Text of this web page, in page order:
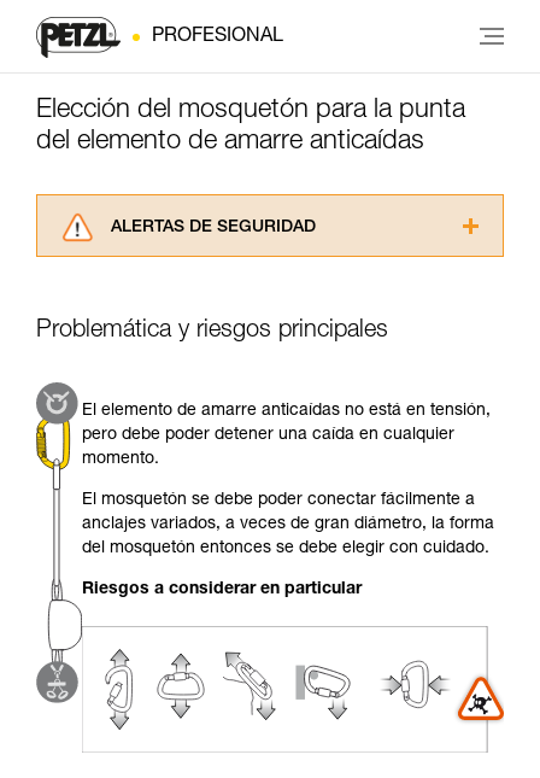
PROFESIONAL
Elección del mosquetón para la punta
del elemento de amarre anticaídas
ALERTAS DE SEGURIDAD
consultarlo. Usted debe comprender la
información de la ficha técnica para poder
y un entrenamiento específico. Confirme a
través de un profesional su capacidad para
ejecutar estas técnicas, solo y con total
seguridad, antes de ejecutarlas de forma
autónoma.
Damos ejemplos de técnicas relacionadas con
su actividad. Pueden existir otras que no
describimos aquí.
Problemática y riesgos principales
El elemento de amarre anticaídas no está en tensión,
pero debe poder detener una caída en cualquier
momento.
El mosquetón se debe poder conectar fácilmente a
anclajes variados, a veces de gran diámetro, la forma
del mosquetón entonces se debe elegir con cuidado.
Riesgos a considerar en particular